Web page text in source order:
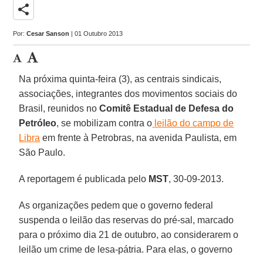
share
Por:Cesar Sanson | 01 Outubro 2013
Na próxima quinta-feira (3), as centrais sindicais,
associações, integrantes dos movimentos sociais do
Brasil, reunidos noComitê Estadual de Defesa do
Petróleo, se mobilizam contra o leilão do campo de
Libra em frente à Petrobras, na avenida Paulista, em
São Paulo.
A reportagem é publicada pelo MST, 30-09-2013.
As organizações pedem que o governo federal
suspenda o leilão das reservas do pré-sal, marcado
para o próximo dia 21 de outubro, ao considerarem o
leilão um crime de lesa-pátria. Para elas, o governo